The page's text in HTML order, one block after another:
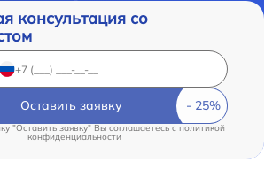
консультация со
Оставить заявку
"Оставить заявку" Вы соглашаетесь c политикой
конфиденциальности